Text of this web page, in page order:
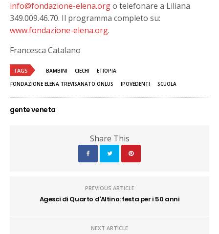
info@fondazione-elena.orgo telefonare a Liliana
349.009.46.70. Il programma completo su:
www.fondazione-elena.org.
Francesca Catalano
TAGS BAMBINI CIECHI
ETIOPIA
FONDAZIONE ELENA TREVISANATO ONLUS
IPOVEDENTI SCUOLA
gente veneta
Share This
PREVIOUS ARTICLE
Agesci di Quarto d'Altino: festa per i 50 anni
NEXT ARTICLE